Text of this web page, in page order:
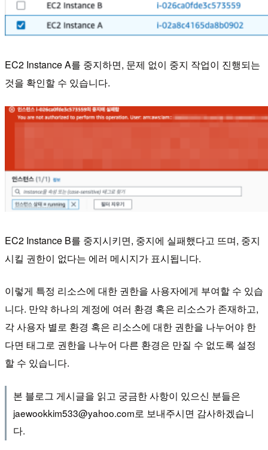
EC2 Instance A를 중지하면, 문제 없이 중지 작업이 진행되는
것을 확인할 수 있습니다.
EC2 Instance B를 중지시키면, 중지에 실패했다고 뜨며, 중지
시킬 권한이 없다는 에러 메시지가 표시됩니다.
이렇게 특정 리소스에 대한 권한을 사용자에게 부여할 수 있습
니다. 만약 하나의 계정에 여러 환경 혹은 리소스가 존재하고,
각 사용자 별로 환경 혹은 리소스에 대한 권한을 나누어야 한
다면 태그로 권한을 나누어 다른 환경은 만질 수 없도록 설정
할 수 있습니다.
본 블로그 게시글을 읽고 궁금한 사항이 있으신 분들은
jaewookkim533@yahoo.com로 보내주시면 감사하겠습니
다.